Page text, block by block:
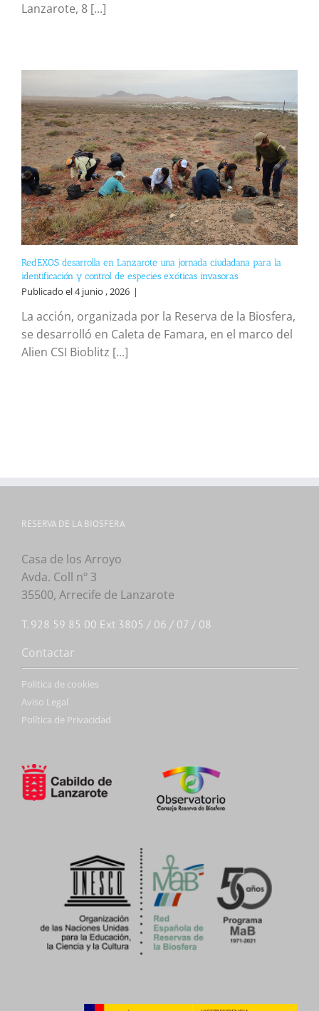
Lanzarote, 8 [...]
RedEXOS desarrolla en Lanzarote una jornada ciudadana para la
identificación y control de especies exóticas invasoras
Publicado el 4 junio , 2026 |
La acción, organizada por la Reserva de la Biosfera,
se desarrolló en Caleta de Famara, en el marco del
Alien CSI Bioblitz [...]
RESERVA DE LA BIOSFERA
Casa de los Arroyo
Avda. Coll nº 3
35500, Arrecife de Lanzarote
T. 928 59 85 00 Ext 3805 / 06 / 07 / 08
Contactar
Politica de cookies
Aviso Legal
Política de Privacidad